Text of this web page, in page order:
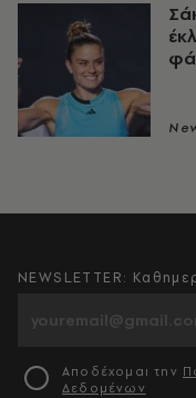
NEWSLETTER:
Αποδέχομαι την
Δεδομένων